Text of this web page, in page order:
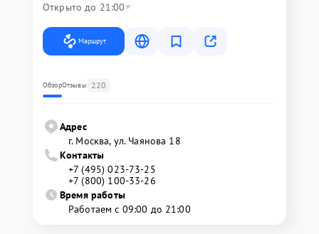
Открыто до 21:00
Маршрут
ОбзорОтзывы 220
Адрес
г. Москва, ул. Чаянова 18
Контакты
+7 (495) 023-73-25
+7 (800) 100-33-26
Время работы
Работаем с 09:00 до 21:00